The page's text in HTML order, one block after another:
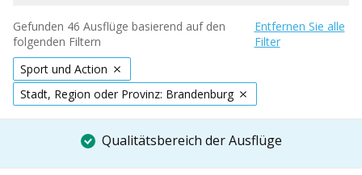
Gefunden 46 Ausflüge basierend auf den
folgenden Filtern
Entfernen Sie alle
Filter
Sport und Action
Stadt, Region oder Provinz: Brandenburg
Qualitätsbereich der Ausflüge